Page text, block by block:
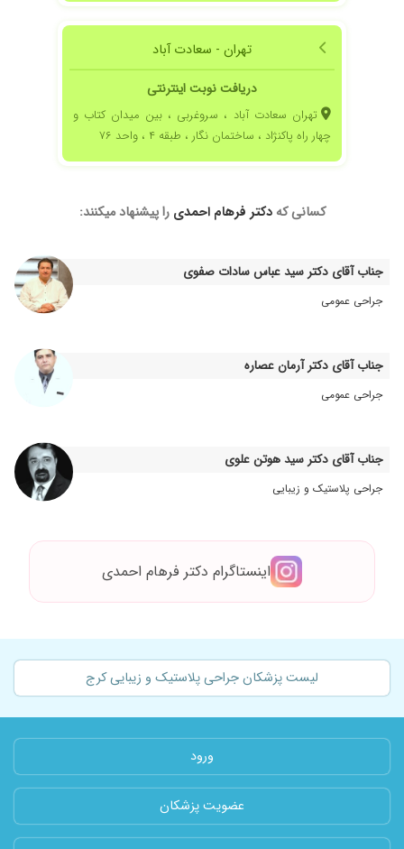
تهران - سعادت آباد
دریافت نوبت اینترنتی
تهران سعادت آباد ، سروغربی ، بین میدان کتاب و
چهار راه پاکنژاد ، ساختمان نگار ، طبقه ۴ ، واحد ۷۶
کسانی کهدکتر فرهام احمدی را پیشنهاد میکنند:
جناب آقای دکتر سید عباس سادات صفوی
جراحی عمومی
جناب آقای دکتر آرمان عصاره
جراحی عمومی
جناب آقای دکتر سید هوتن علوی
جراحی پلاستیک و زیبایی
اینستاگرام دکتر فرهام احمدی
لیست پزشکان جراحی پلاستیک و زیبایی کرج
ورود
عضویت پزشکان